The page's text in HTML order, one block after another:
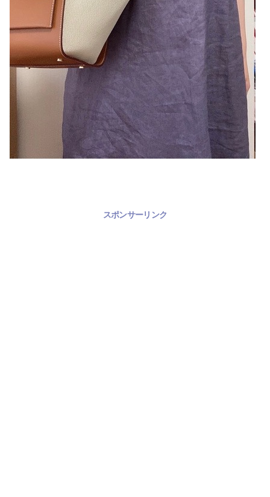
スポンサーリンク